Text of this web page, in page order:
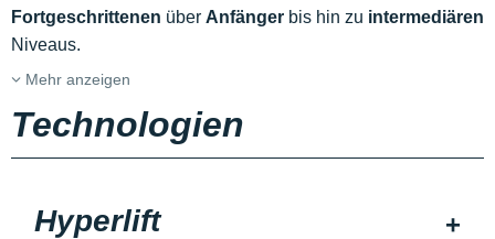
Fortgeschrittenen über Anfänger bis hin zu intermediären
Niveaus.
Mehr anzeigen
Technologien
Hyperlift